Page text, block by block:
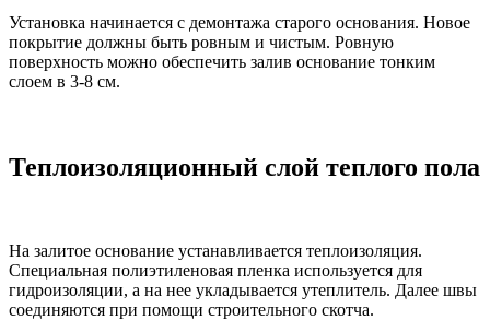
Установка начинается с демонтажа старого основания. Новое
покрытие должны быть ровным и чистым. Ровную
поверхность можно обеспечить залив основание тонким
слоем в 3-8 см.
Теплоизоляционный слой теплого пола
На залитое основание устанавливается теплоизоляция.
Специальная полиэтиленовая пленка используется для
гидроизоляции, а на нее укладывается утеплитель. Далее швы
соединяются при помощи строительного скотча.